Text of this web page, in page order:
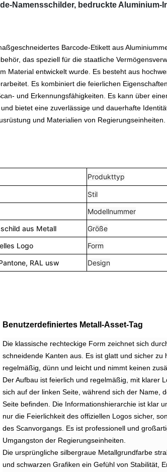
Namensschilder, bedruckte Aluminium-
Barcode-Etikett aus
das speziell für die staatliche
Material entwickelt wurde. Es besteht aus
Es kombiniert die feierlichen
und Erkennungsfähigkeiten. Es kann über
bietet eine zuverlässige und dauerhafte
und Materialien von Regierungseinheiten.
Produkttyp
Stil
Modellnummer
aus Metall Größe
Logo Form
RAL usw Design
Benutzerdefiniertes Metall-Asset-Tag
Die klassische rechteckige Form zeichnet sich
schneidende Kanten aus. Es ist glatt und sicher
regelmäßig, dünn und leicht und nimmt keinen
Der Aufbau ist feierlich und regelmäßig, mit klarer
sich auf der linken Seite, während sich der Name,
Seite befinden. Die Informationshierarchie ist klar
nur die Feierlichkeit des offiziellen Logos sicher,
des Scanvorgangs. Es ist professionell und
Umgangston der Regierungseinheiten.
Die ursprüngliche silbergraue Metallgrundfarbe
und schwarzen Grafiken ein Gefühl von Stabilität,